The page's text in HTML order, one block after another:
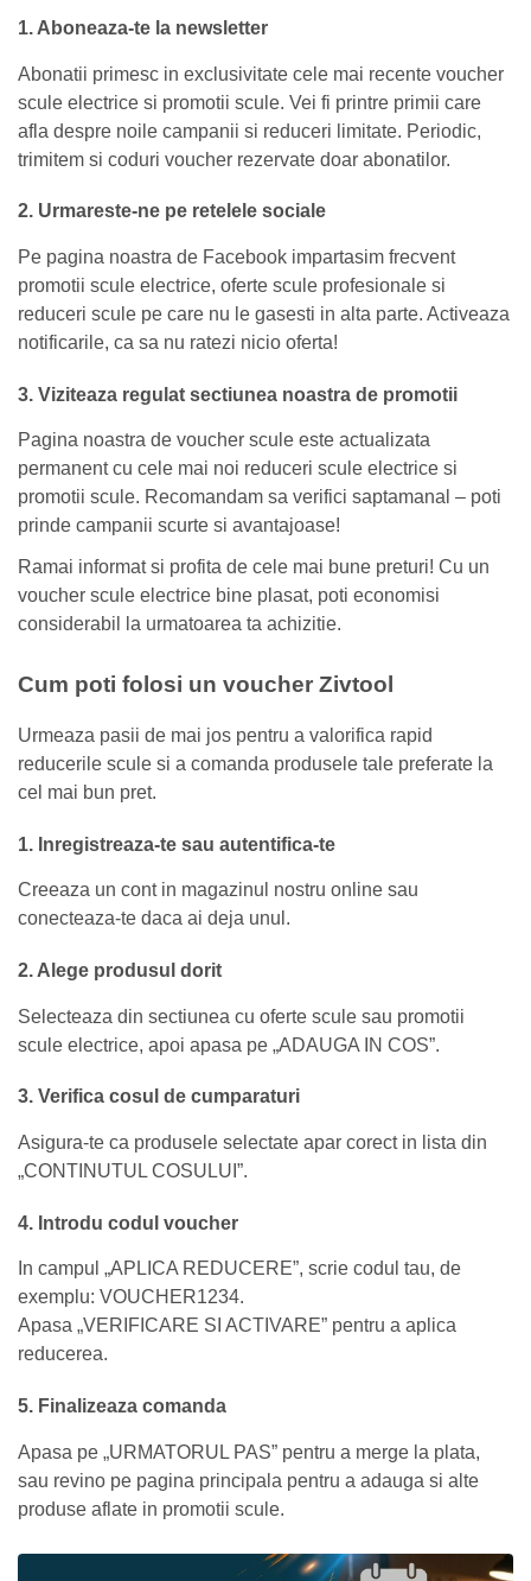
1. Aboneaza-te la newsletter
Abonatii primesc in exclusivitate cele mai recente voucher
scule electrice si promotii scule. Vei fi printre primii care
afla despre noile campanii si reduceri limitate. Periodic,
trimitem si coduri voucher rezervate doar abonatilor.
2. Urmareste-ne pe retelele sociale
Pe pagina noastra de Facebook impartasim frecvent
promotii scule electrice, oferte scule profesionale si
reduceri scule pe care nu le gasesti in alta parte. Activeaza
notificarile, ca sa nu ratezi nicio oferta!
3. Viziteaza regulat sectiunea noastra de promotii
Pagina noastra de voucher scule este actualizata
permanent cu cele mai noi reduceri scule electrice si
promotii scule. Recomandam sa verifici saptamanal – poti
prinde campanii scurte si avantajoase!
Ramai informat si profita de cele mai bune preturi! Cu un
voucher scule electrice bine plasat, poti economisi
considerabil la urmatoarea ta achizitie.
Cum poti folosi un voucher Zivtool
Urmeaza pasii de mai jos pentru a valorifica rapid
reducerile scule si a comanda produsele tale preferate la
cel mai bun pret.
1. Inregistreaza-te sau autentifica-te
Creeaza un cont in magazinul nostru online sau
conecteaza-te daca ai deja unul.
2. Alege produsul dorit
Selecteaza din sectiunea cu oferte scule sau promotii
scule electrice, apoi apasa pe „ADAUGA IN COS”.
3. Verifica cosul de cumparaturi
Asigura-te ca produsele selectate apar corect in lista din
„CONTINUTUL COSULUI”.
4. Introdu codul voucher
In campul „APLICA REDUCERE”, scrie codul tau, de
exemplu: VOUCHER1234.
Apasa „VERIFICARE SI ACTIVARE” pentru a aplica
reducerea.
5. Finalizeaza comanda
Apasa pe „URMATORUL PAS” pentru a merge la plata,
sau revino pe pagina principala pentru a adauga si alte
produse aflate in promotii scule.